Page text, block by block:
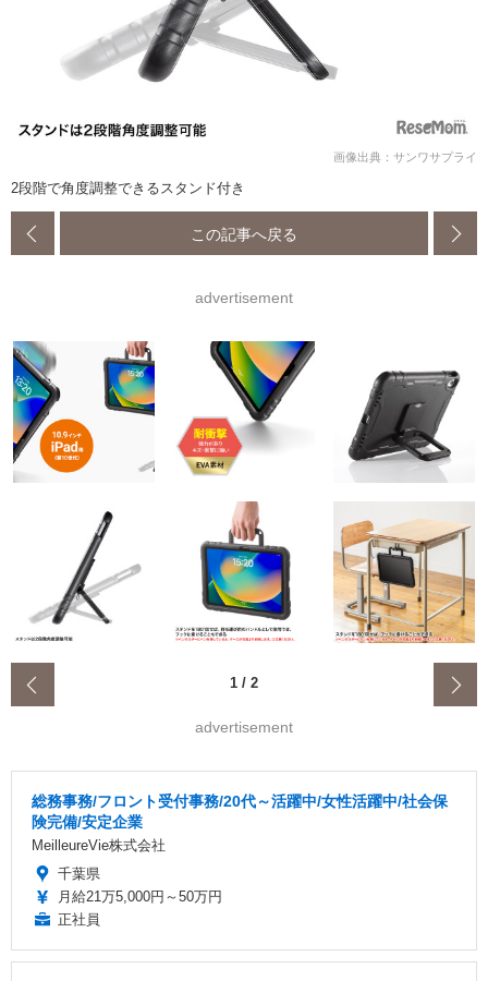
画像出典：サンワサプライ
2段階で角度調整できるスタンド付き
この記事へ戻る
advertisement
1 / 2
advertisement
総務事務/フロント受付事務/20代～活躍中/女性活躍中/社会保
険完備/安定企業
MeilleureVie株式会社
千葉県
月給21万5,000円～50万円
正社員